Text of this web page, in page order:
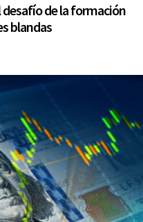
de la formación
blandas